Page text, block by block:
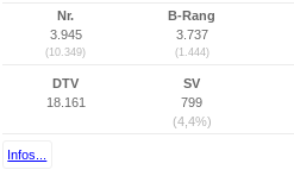
Nr.
3.945
(10.349)
B-Rang
3.737
(1.444)
DTV
18.161
SV
799
(4,4%)
Infos...